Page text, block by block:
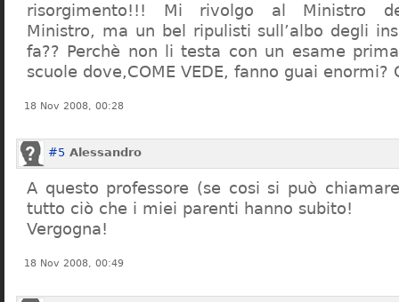
risorgimento!!! Mi rivolgo al Ministro
Ministro, ma un bel ripulisti sull’albo degli
fa?? Perchè non li testa con un esame
scuole dove,COME VEDE, fanno guai enormi?
18 Nov 2008, 00:28
#5 Alessandro
A questo professore (se cosi si può
tutto ciò che i miei parenti hanno subito!
Vergogna!
18 Nov 2008, 00:49